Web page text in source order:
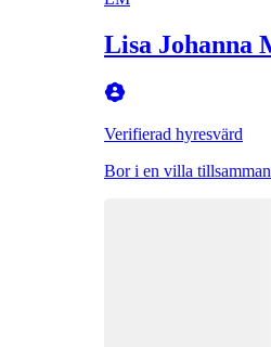
Lisa Johanna
Verifierad hyresvärd
Bor i en villa